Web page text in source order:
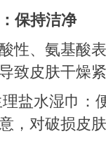
保持洁净
、氨基酸表
致皮肤干燥
水湿巾：
，对破损皮